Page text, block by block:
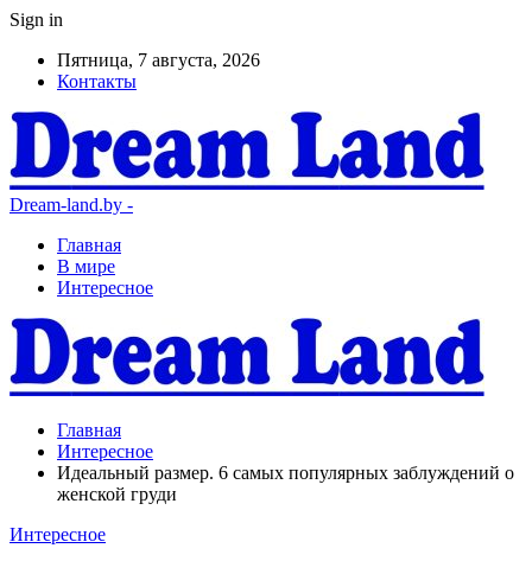
Sign in
Пятница, 7 августа, 2026
Контакты
Dream-land.by -
Главная
В мире
Интересное
Главная
Интересное
Идеальный размер. 6 самых популярных заблуждений о
женской груди
Интересное